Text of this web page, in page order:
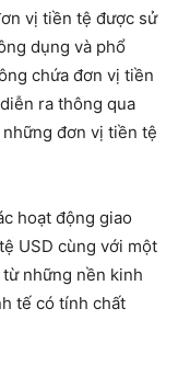
vị tiền tệ được sử
dụng và phổ
chứa đơn vị tiền
ra thông qua
đơn vị tiền tệ
hoạt động giao
USD cùng với một
những nền kinh
tế có tính chất